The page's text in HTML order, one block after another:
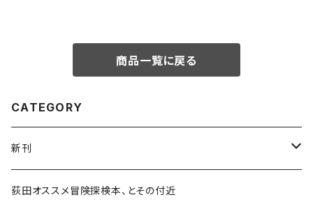
商品一覧に戻る
CATEGORY
新刊
和書
荻田オススメ冒険探検本、とその付近